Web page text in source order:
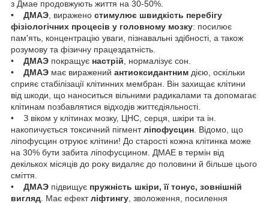
з Дмае продовжують життя на 30-50%.
• ДМАЭ , виражено стимулює швидкість перебігу
фізіологічних процесів у головному мозку: посилює
пам'ять, концентрацію уваги, пізнавальні здібності, а також
розумову та фізичну працездатність.
• ДМАЭ покращує настрій , нормалізує сон.
• ДМАЭ має виражений антиоксидантним дією, оскільки
сприяє стабілізації клітинних мембран. Він захищає клітини
від шкоди, що наноситься вільними радикалами та допомагає
клітинам позбавлятися відходів життєдіяльності.
• З віком у клітинах мозку, ЦНС, серця, шкіри та ін.
накопичується токсичний пігментліпофусцин . Відомо, що
ліпофусцин отруює клітини! До старості кожна клітинка може
на 30% бути забита ліпофусцином. ДМАЕ в термін від
декількох місяців до року видаляє до половини й більше цього
сміття.
• ДМАЭ підвищує пружність шкіри, її тонус, зовнішній
вигляд . Має ефектліфтингу , зволоження, посилення